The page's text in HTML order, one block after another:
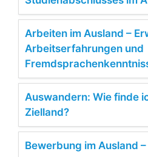
Arbeiten im Ausland –
Arbeitserfahrungen und
Auswandern: Wie finde
Zielland?
Bewerbung im Ausland